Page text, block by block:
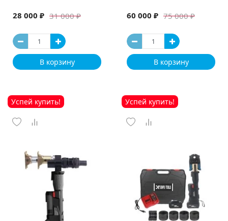
машина
31 000 ₽
28 000 ₽
В корзину
75 000 ₽
60 000 ₽
В корзину
Успей купить! Успей купить!